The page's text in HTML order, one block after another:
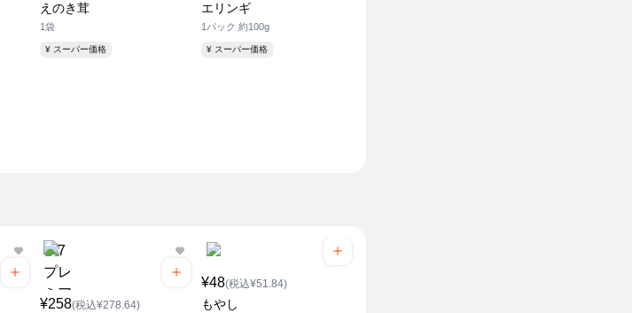
えのき茸
1袋
¥ スーパー価格
エリンギ
1パック 約100g
¥ スーパー価格
¥258(税込¥278.64)
¥48(税込¥51.84)
もやし